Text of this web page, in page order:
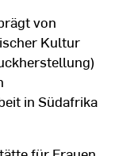
von
Kultur
in Südafrika